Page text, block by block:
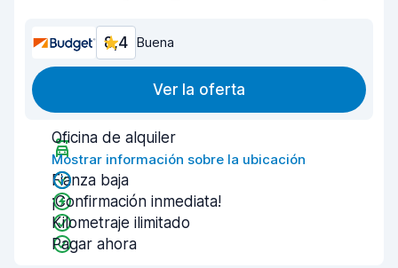
8,4 Buena
Ver la oferta
Oficina de alquiler
Mostrar información sobre la ubicación
Fianza baja
¡Confirmación inmediata!
Kilometraje ilimitado
Pagar ahora